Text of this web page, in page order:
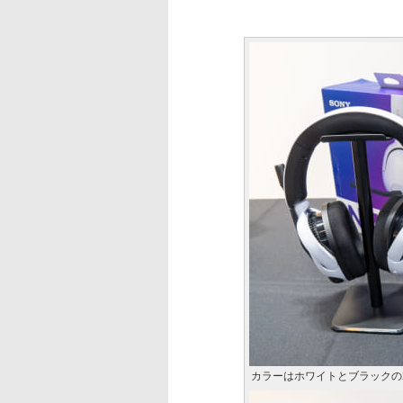
カラーはホワイトとブラック